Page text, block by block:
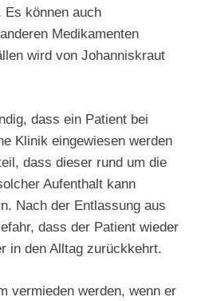
Es können auch
Medikamenten
wird von Johanniskraut
dass ein Patient bei
Klinik eingewiesen werden
dass dieser rund um die
Aufenthalt kann
Nach der Entlassung aus
dass der Patient wieder
in den Alltag zurückkehrt.
vermieden werden, wenn er